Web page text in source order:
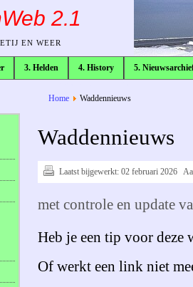
2.1
EN WEER
3. Helden 4. History 5.
broodkruimelpad
Home Waddennieuws
Waddennieuws
Laatst bijgewerkt: 02 februari 2026
met controle en update
Heb je een tip voor deze
Of werkt een link niet